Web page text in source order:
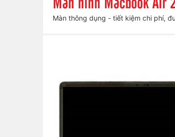
Màn thông dụng - tiết kiệm chi phí,